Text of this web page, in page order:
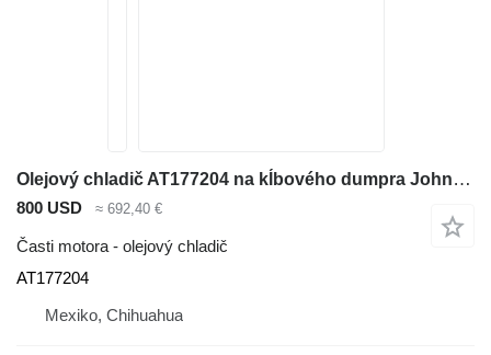
Olejový chladič AT177204 na kĺbového dumpra John Deere 410E
800 USD ≈ 692,40 €
Časti motora - olejový chladič
AT177204
Mexiko, Chihuahua